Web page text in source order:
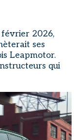
2026,
ses
Leapmotor.
qui